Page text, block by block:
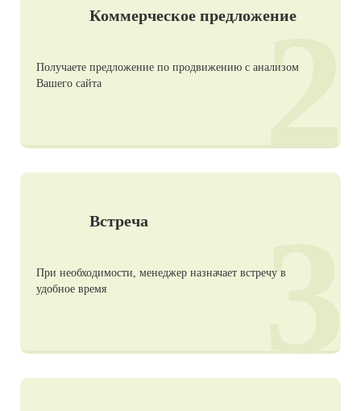
Коммерческое предложение
Получаете предложение по продвижению с анализом
Вашего сайта
2
Встреча
При необходимости, менеджер назначает встречу в
удобное время
3